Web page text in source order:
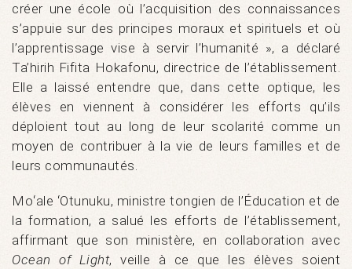
créer une école où l’acquisition des connaissances
s’appuie sur des principes moraux et spirituels et où
l’apprentissage vise à servir l’humanité », a déclaré
Ta’hirih Fifita Hokafonu, directrice de l’établissement.
Elle a laissé entendre que, dans cette optique, les
élèves en viennent à considérer les efforts qu’ils
déploient tout au long de leur scolarité comme un
moyen de contribuer à la vie de leurs familles et de
leurs communautés.
Moʻale ʻOtunuku, ministre tongien de l’Éducation et de
la formation, a salué les efforts de l’établissement,
affirmant que son ministère, en collaboration avec
Ocean of Light, veille à ce que les élèves soient